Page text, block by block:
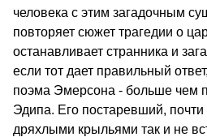
человека с этим загадочным
повторяет сюжет трагедии о
останавливает странника и
если тот дает правильный
поэма Эмерсона - больше чем
Эдипа. Его постаревший,
дряхлыми крыльями так и не